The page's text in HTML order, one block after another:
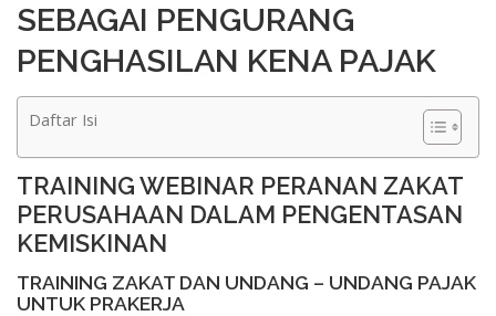
SEBAGAI PENGURANG
PENGHASILAN KENA PAJAK
Daftar Isi
TRAINING WEBINAR PERANAN ZAKAT
PERUSAHAAN DALAM PENGENTASAN
KEMISKINAN
TRAINING ZAKAT DAN UNDANG – UNDANG PAJAK
UNTUK PRAKERJA